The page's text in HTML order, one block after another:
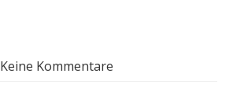
Keine Kommentare